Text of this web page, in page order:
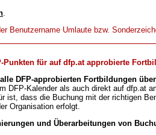
.
Benutzername Umlaute bzw.
Punkten für auf dfp.at approbierte
DFP-approbierten Fortbildungen
DFP-Kalender als auch direkt auf dfp.at
ist, dass die Buchung mit der richtigen
Organisation erfolgt.
und Überarbeitungen von